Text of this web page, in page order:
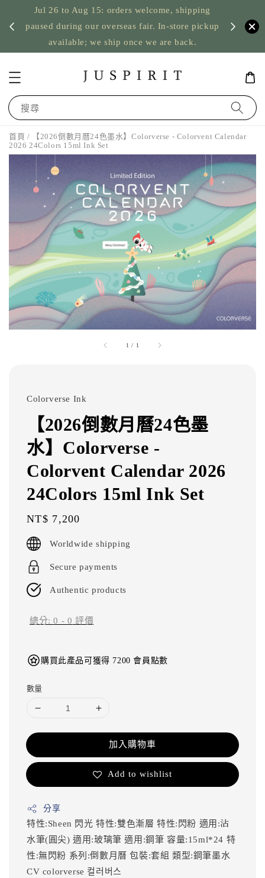
Jul 26 to Aug 15: orders welcome, shipping
paused during our overseas fair. In-store pickup
available; we ship once we are back.
US
搜尋
首頁 / 【2026倒數月曆24色墨水】Colorverse - Colorvent Calendar
2026 24Colors 15ml Ink Set
1 / 1
Colorverse Ink
【2026倒數月曆24色墨
水】Colorverse -
Colorvent Calendar 2026
24Colors 15ml Ink Set
Regular
price
NT$ 7,200
Worldwide shipping
Secure payments
Authentic products
總分:0 - 0 評價
購買此產品可獲得 7200 會員點數
數量
加入購物車
Add to wishlist
分享
特性:Sheen 閃光特性:雙色漸層特性:閃粉 適用:沾
水筆(圓尖)適用:玻璃筆適用:鋼筆 容量:15ml*24 特
性:無閃粉 系列:倒數月曆包裝:套組類型:鋼筆墨水
CV colorverse 컬러버스